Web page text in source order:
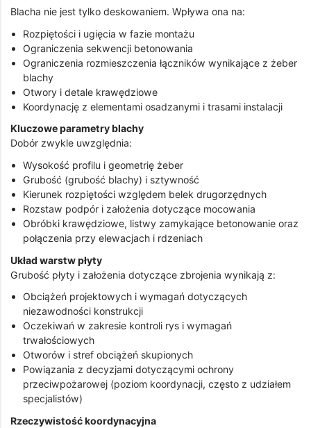
Blacha nie jest tylko deskowaniem. Wpływa ona na:
Rozpiętości i ugięcia w fazie montażu
Ograniczenia sekwencji betonowania
Ograniczenia rozmieszczenia łączników wynikające z żeber
blachy
Otwory i detale krawędziowe
Koordynację z elementami osadzanymi i trasami instalacji
Kluczowe parametry blachy
Dobór zwykle uwzględnia:
Wysokość profilu i geometrię żeber
Grubość (grubość blachy) i sztywność
Kierunek rozpiętości względem belek drugorzędnych
Rozstaw podpór i założenia dotyczące mocowania
Obróbki krawędziowe, listwy zamykające betonowanie oraz
połączenia przy elewacjach i rdzeniach
Układ warstw płyty
Grubość płyty i założenia dotyczące zbrojenia wynikają z:
Obciążeń projektowych i wymagań dotyczących
niezawodności konstrukcji
Oczekiwań w zakresie kontroli rys i wymagań
trwałościowych
Otworów i stref obciążeń skupionych
Powiązania z decyzjami dotyczącymi ochrony
przeciwpożarowej (poziom koordynacji, często z udziałem
specjalistów)
Rzeczywistość koordynacyjna